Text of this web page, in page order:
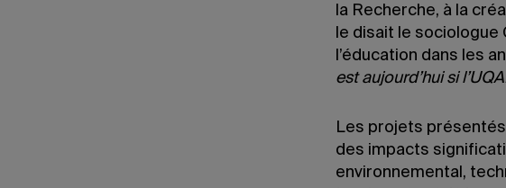
la Recherche, à la
le disait le sociologue
l’éducation dans les
est aujourd’hui si
Les projets
des impacts
environnemental,